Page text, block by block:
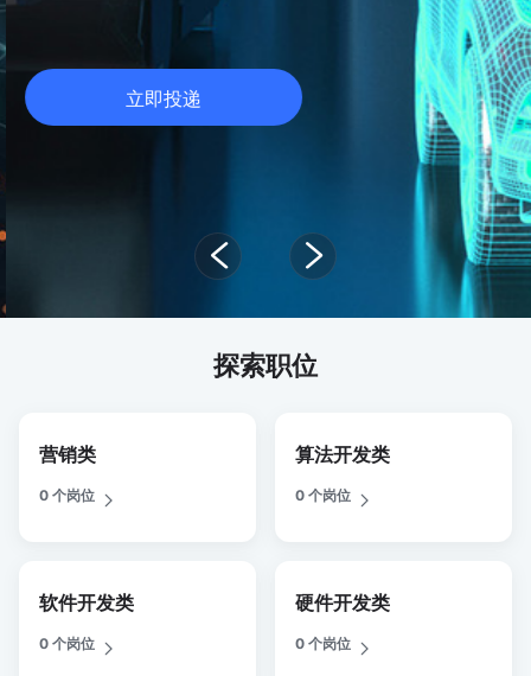
立即投递
探索职位
营销类
0 个岗位
算法开发类
0 个岗位
软件开发类
0 个岗位
硬件开发类
0 个岗位